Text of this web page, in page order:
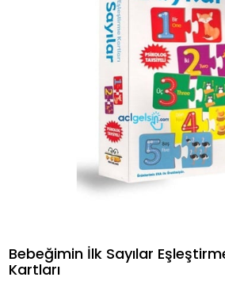
Bebeğimin İlk Sayılar
Kartları